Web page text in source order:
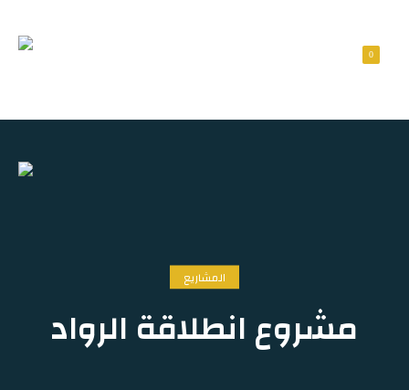
0
المشاريع
مشروع انطلاقة الرواد